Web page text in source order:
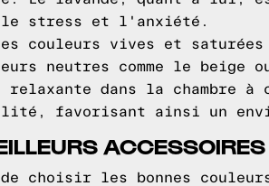
le stress et l'anxiété.
couleurs vives et
neutres comme le beige
relaxante dans la chambre
favorisant ainsi un
de choisir les bonnes